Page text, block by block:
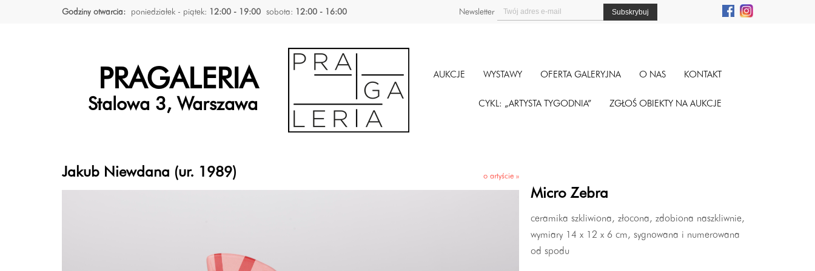
Godziny otwarcia: poniedziałek - piątek: 12:00 - 19:00 sobota: 12:00 - 16:00 Newsletter
PRAGALERIA
Stalowa 3, Warszawa
AUKCJE WYSTAWY OFERTA GALERYJNA O NAS KONTAKT
CYKL: „ARTYSTA TYGODNIA” ZGŁOŚ OBIEKTY NA AUKCJE
Jakub Niewdana (ur. 1989) o artyście »
Micro Zebra
ceramika szkliwiona, złocona, zdobiona naszkliwnie,
wymiary 14 x 12 x 6 cm, sygnowana i numerowana
od spodu